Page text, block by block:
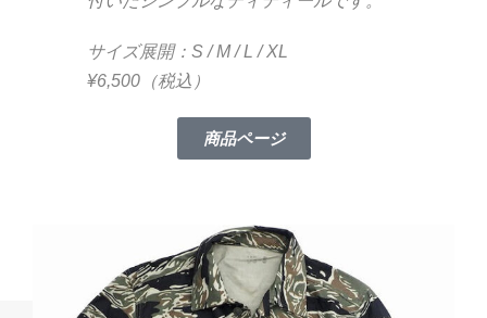
サイズ展開：S / M / L / XL
¥6,500（税込）
商品ページ